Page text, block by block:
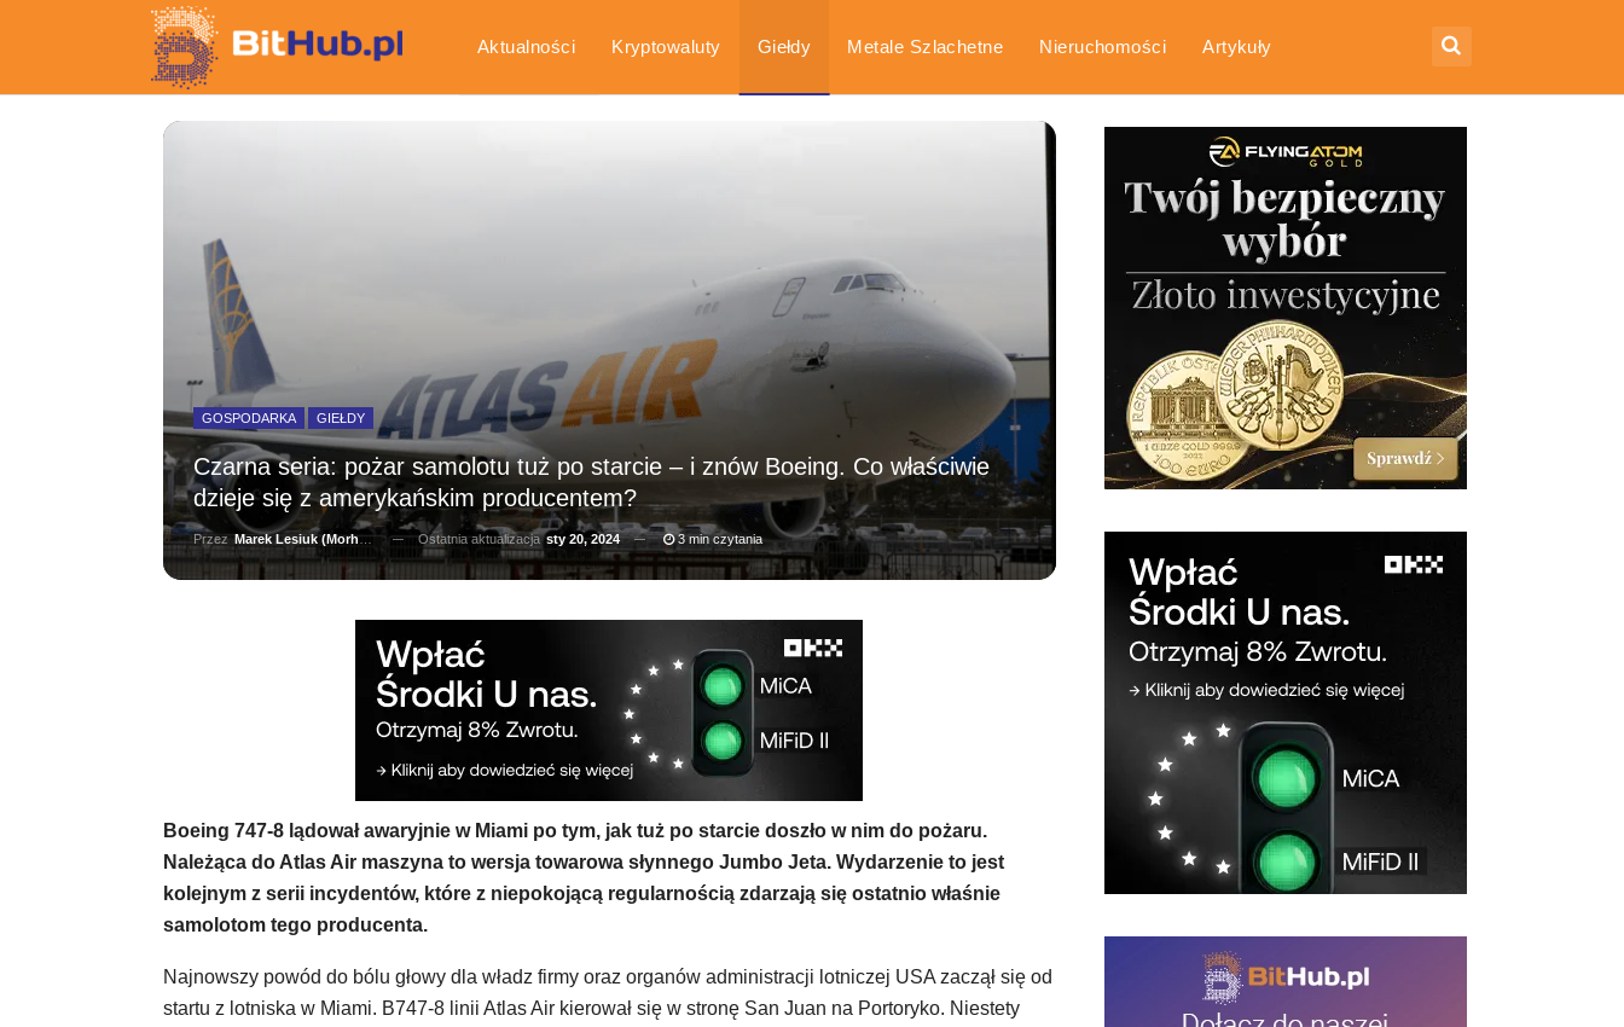
Aktualności Kryptowaluty Giełdy Metale Szlachetne Nieruchomości Artykuły
GOSPODARKA GIEŁDY
Czarna seria: pożar samolotu tuż po starcie – i znów Boeing. Co właściwie
dzieje się z amerykańskim producentem?
Przez Marek Lesiuk (Morhainn) Ostatnia aktualizacjasty 20, 2024 3 min czytania
Boeing 747-8 lądował awaryjnie w Miami po tym, jak tuż po starcie doszło w nim do pożaru.
Należąca do Atlas Air maszyna to wersja towarowa słynnego Jumbo Jeta. Wydarzenie to jest
kolejnym z serii incydentów, które z niepokojącą regularnością zdarzają się ostatnio właśnie
samolotom tego producenta.
Najnowszy powód do bólu głowy dla władz firmy oraz organów administracji lotniczej USA zaczął się od
startu z lotniska w Miami. B747-8 linii Atlas Air kierował się w stronę San Juan na Portoryko. Niestety